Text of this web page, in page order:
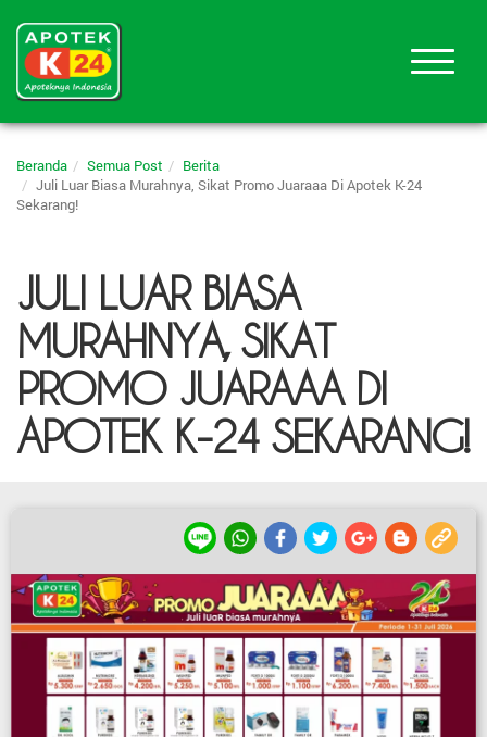
Beranda Semua Post
Berita
Juli Luar Biasa Murahnya, Sikat Promo Juaraaa Di Apotek K-24
Sekarang!
JULI LUAR BIASA
MURAHNYA, SIKAT
PROMO JUARAAA DI
APOTEK K-24 SEKARANG!